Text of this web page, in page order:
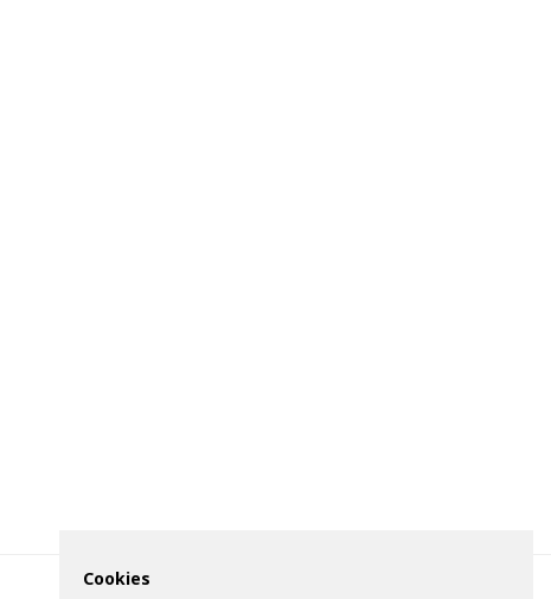
Cookies